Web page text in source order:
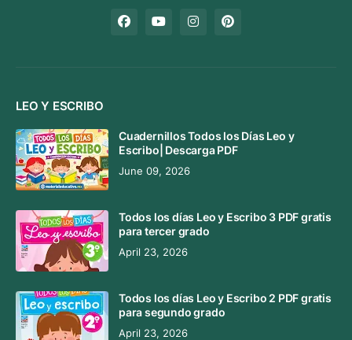
LEO Y ESCRIBO
Cuadernillos Todos los Días Leo y
Escribo| Descarga PDF
June 09, 2026
Todos los días Leo y Escribo 3 PDF gratis
para tercer grado
April 23, 2026
Todos los días Leo y Escribo 2 PDF gratis
para segundo grado
April 23, 2026